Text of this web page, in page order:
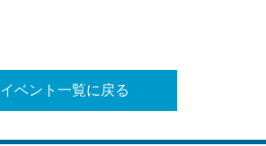
イベント一覧に戻る